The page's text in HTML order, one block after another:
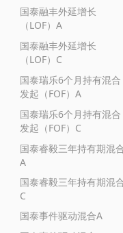
国泰融丰外延增长
（LOF）A
国泰融丰外延增长
（LOF）C
国泰瑞乐6个月持有混合
发起（FOF）A
国泰瑞乐6个月持有混合
发起（FOF）C
国泰睿毅三年持有期混
A
国泰睿毅三年持有期混
C
国泰事件驱动混合A